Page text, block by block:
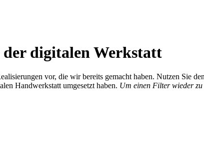
der digitalen Werkstatt
vor, die wir bereits gemacht haben. Nutzen Sie
Handwerkstatt umgesetzt haben. Um einen Filter wieder